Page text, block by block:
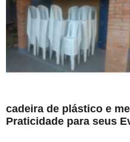
cadeira de plástico e
Praticidade para seus